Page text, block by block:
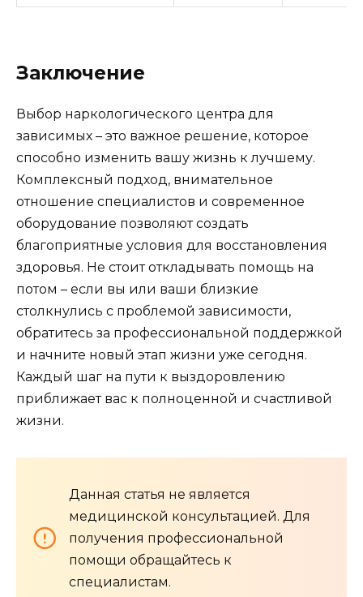
Заключение
Выбор наркологического центра для
зависимых – это важное решение, которое
способно изменить вашу жизнь к лучшему.
Комплексный подход, внимательное
отношение специалистов и современное
оборудование позволяют создать
благоприятные условия для восстановления
здоровья. Не стоит откладывать помощь на
потом – если вы или ваши близкие
столкнулись с проблемой зависимости,
обратитесь за профессиональной поддержкой
и начните новый этап жизни уже сегодня.
Каждый шаг на пути к выздоровлению
приближает вас к полноценной и счастливой
жизни.
Данная статья не является
медицинской консультацией. Для
получения профессиональной
помощи обращайтесь к
специалистам.